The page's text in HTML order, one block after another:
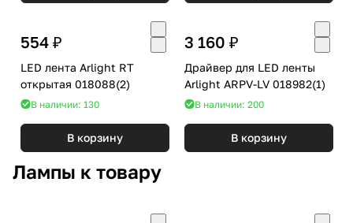
554 ₽
LED лента Arlight RT
открытая 018088(2)
В наличии: 130
В корзину
3 160 ₽
Драйвер для LED ленты
Arlight ARPV-LV 018982(1)
В наличии: 200
В корзину
Лампы к товару